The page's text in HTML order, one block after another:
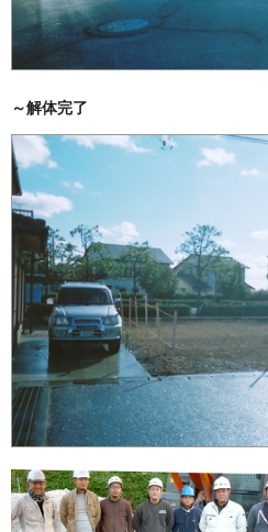
～解体完了